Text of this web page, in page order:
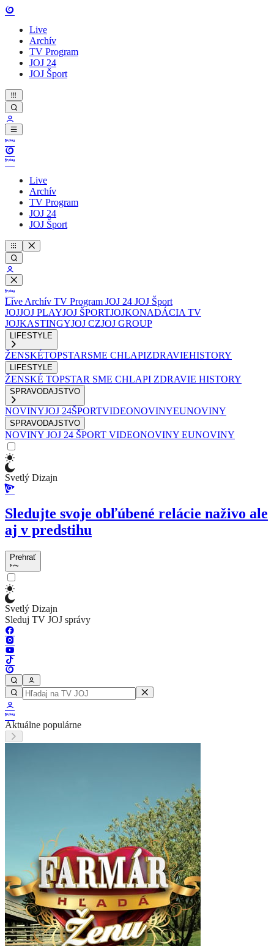
Live
Archív
TV Program
JOJ 24
JOJ Šport
Live
Archív
TV Program
JOJ 24
JOJ Šport
Live Archív TV Program JOJ 24 JOJ Šport
JOJJOJ PLAYJOJ ŠPORTJOJKONADÁCIA TV
JOJKASTINGYJOJ CZJOJ GROUP
LIFESTYLE
ŽENSKÉTOPSTARSME CHLAPIZDRAVIEHISTORY
LIFESTYLE
ŽENSKÉ TOPSTAR SME CHLAPI ZDRAVIE HISTORY
SPRAVODAJSTVO
NOVINYJOJ 24ŠPORTVIDEONOVINYEUNOVINY
SPRAVODAJSTVO
NOVINY JOJ 24 ŠPORT VIDEONOVINY EUNOVINY
Svetlý Dizajn
Sledujte svoje obľúbené relácie naživo ale
aj v predstihu
Prehrať
Svetlý Dizajn
Sleduj TV JOJ správy
Aktuálne populárne